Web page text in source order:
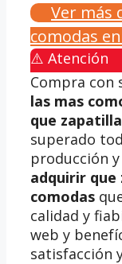
Ver más
comodas
⚠️ Atención
Compra con
las mas
que
superado
producción
adquirir que
comodas
calidad y
web y
satisfacción